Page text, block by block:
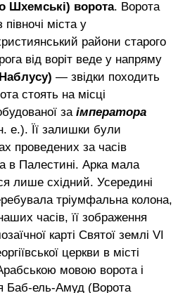
Шхемські) ворота. Ворота
міста у
райони старого
від воріт веде у напряму
— звідки походить
стоять на місці
за імператора
е.). Її залишки були
проведених за часів
в Палестині. Арка мала
лише східний. Усередині
тріумфальна колона,
часів, її зображення
карті Святої землі VI
церкви в місті
мовою ворота і
Баб-ель-Амуд (Ворота